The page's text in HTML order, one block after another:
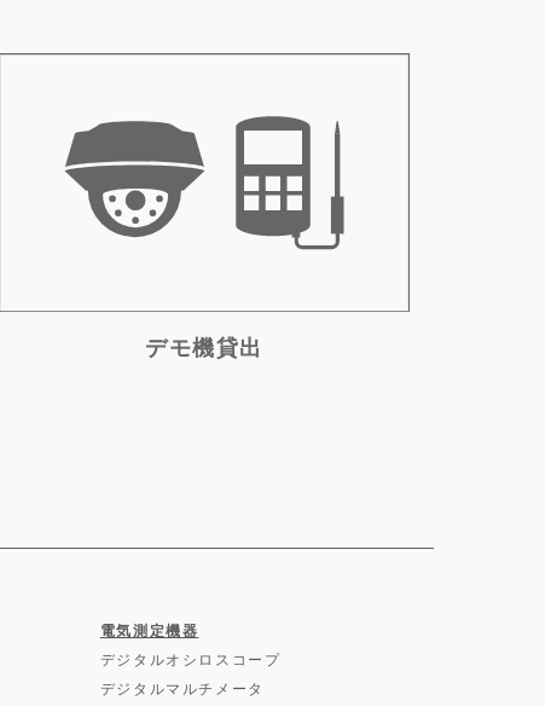
デモ機貸出
電気測定機器
デジタルオシロスコープ
デジタルマルチメータ